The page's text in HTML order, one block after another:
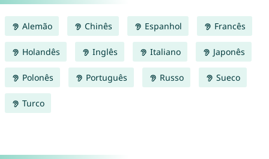
Alemão Chinês Espanhol Francês
Holandês Inglês Italiano Japonês
Polonês Português Russo Sueco
Turco